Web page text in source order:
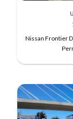
Nissan Frontier